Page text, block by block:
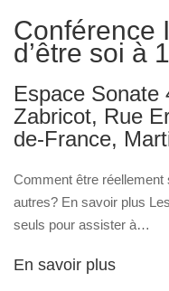
Conférence
d’être soi à
Espace Sonate
Zabricot, Rue
de-France,
Comment être réellement
autres? En savoir plus
seuls pour assister à…
En savoir plus